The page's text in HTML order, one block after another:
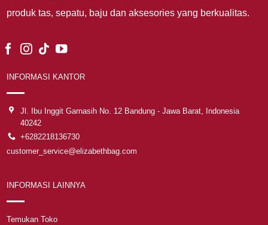
produk tas, sepatu, baju dan aksesories yang berkualitas.
INFORMASI KANTOR
Jl. Ibu Inggit Garnasih No. 12 Bandung - Jawa Barat, Indonesia
40242
+6282218136730
customer_service@elizabethbag.com
INFORMASI LAINNYA
Temukan Toko